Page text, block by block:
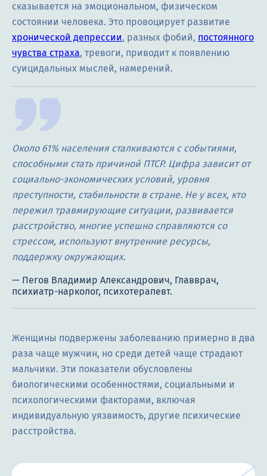
сказывается на эмоциональном, физическом
состоянии человека. Это провоцирует развитие
хронической депрессии, разных фобий, постоянного
чувства страха, тревоги, приводит к появлению
суицидальных мыслей, намерений.
Около 61% населения сталкиваются с событиями,
способными стать причиной ПТСР. Цифра зависит от
социально-экономических условий, уровня
преступности, стабильности в стране. Не у всех, кто
пережил травмирующие ситуации, развивается
расстройство, многие успешно справляются со
стрессом, используют внутренние ресурсы,
поддержку окружающих.
Женщины подвержены заболеванию примерно в два
раза чаще мужчин, но среди детей чаще страдают
мальчики. Эти показатели обусловлены
биологическими особенностями, социальными и
психологическими факторами, включая
индивидуальную уязвимость, другие психические
расстройства.